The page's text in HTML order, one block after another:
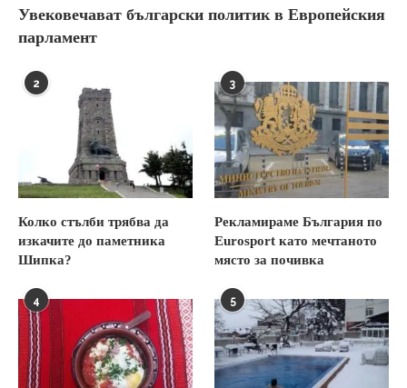
Увековечават български политик в Европейския
парламент
2
Колко стълби трябва да
изкачите до паметника
Шипка?
3
Рекламираме България по
Eurosport като мечтаното
място за почивка
4 5